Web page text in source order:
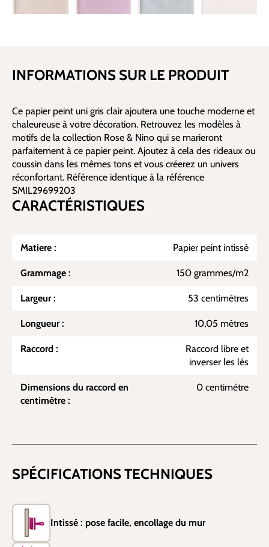
INFORMATIONS SUR LE PRODUIT
Ce papier peint uni gris clair ajoutera une touche moderne et
chaleureuse à votre décoration. Retrouvez les modèles à
motifs de la collection Rose & Nino qui se marieront
parfaitement à ce papier peint. Ajoutez à cela des rideaux ou
coussin dans les mêmes tons et vous créerez un univers
réconfortant. Référence identique à la référence
SMIL29699203
CARACTÉRISTIQUES
Matiere : Papier peint intissé
Grammage : 150 grammes/m2
Largeur : 53 centimètres
Longueur : 10,05 mètres
Raccord :
Raccord libre et
inverser les lés
Dimensions du raccord en
centimètre :
0 centimètre
SPÉCIFICATIONS TECHNIQUES
Intissé : pose facile, encollage du mur